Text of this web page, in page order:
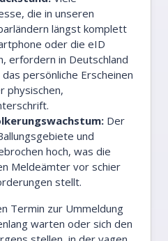
die in unseren
längst komplett
oder die eID
erfordern in Deutschland
persönliche Erscheinen
physischen,
Der
und
hoch, was die
Meldeämter vor schier
stellt.
Termin zur Ummeldung
warten oder sich den